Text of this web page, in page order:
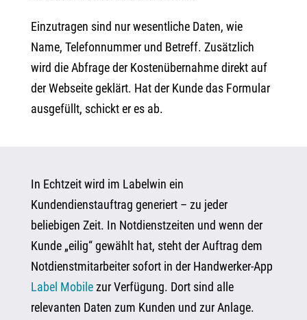
Einzutragen sind nur wesentliche Daten, wie
Name, Telefonnummer und Betreff. Zusätzlich
wird die Abfrage der Kostenübernahme direkt auf
der Webseite geklärt. Hat der Kunde das Formular
ausgefüllt, schickt er es ab.
In Echtzeit wird im Labelwin ein
Kundendienstauftrag generiert – zu jeder
beliebigen Zeit. In Notdienstzeiten und wenn der
Kunde „eilig“ gewählt hat, steht der Auftrag dem
Notdienstmitarbeiter sofort in der Handwerker-App
Label Mobilezur Verfügung. Dort sind alle
relevanten Daten zum Kunden und zur Anlage.